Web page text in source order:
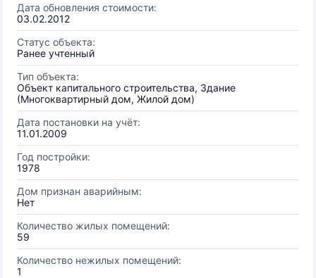
Дата обновления стоимости:
03.02.2012
Статус объекта:
Ранее учтенный
Тип объекта:
Объект капитального строительства, Здание
(Многоквартирный дом, Жилой дом)
Дата постановки на учёт:
11.01.2009
Год постройки:
1978
Дом признан аварийным:
Нет
Количество жилых помещений:
59
Количество нежилых помещений:
1